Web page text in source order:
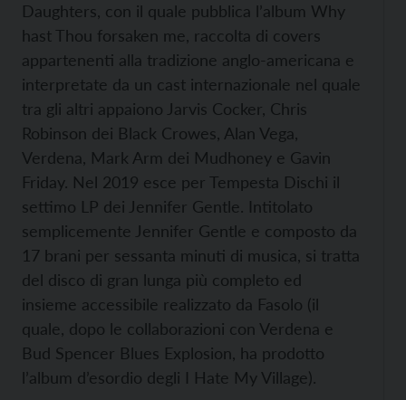
Daughters, con il quale pubblica l’album Why
hast Thou forsaken me, raccolta di covers
appartenenti alla tradizione anglo-americana e
interpretate da un cast internazionale nel quale
tra gli altri appaiono Jarvis Cocker, Chris
Robinson dei Black Crowes, Alan Vega,
Verdena, Mark Arm dei Mudhoney e Gavin
Friday. Nel 2019 esce per Tempesta Dischi il
settimo LP dei Jennifer Gentle. Intitolato
semplicemente Jennifer Gentle e composto da
17 brani per sessanta minuti di musica, si tratta
del disco di gran lunga più completo ed
insieme accessibile realizzato da Fasolo (il
quale, dopo le collaborazioni con Verdena e
Bud Spencer Blues Explosion, ha prodotto
l’album d’esordio degli I Hate My Village).